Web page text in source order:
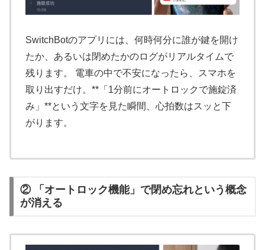
SwitchBotのアプリには、何時何分に誰が鍵を開け
たか、あるいは閉めたかのログがリアルタイムで
残ります。 電車の中で不安になったら、スマホを
取り出すだけ。**「1分前にオートロックで施錠済
み」**という文字を見た瞬間、心拍数はスッと下
がります。
② 「オートロック機能」で閉め忘れという概念
が消える